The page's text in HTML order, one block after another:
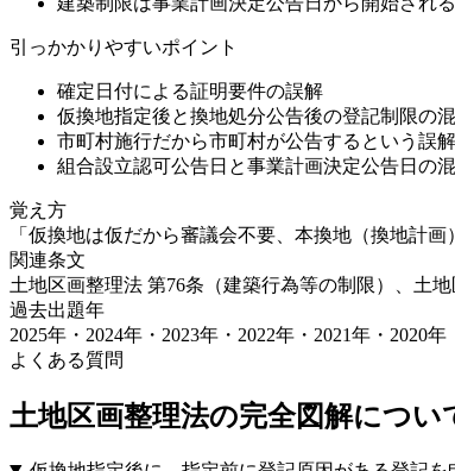
引っかかりやすいポイント
確定日付による証明要件の誤解
仮換地指定後と換地処分公告後の登記制限の
市町村施行だから市町村が公告するという誤解
組合設立認可公告日と事業計画決定公告日の
覚え方
「仮換地は仮だから審議会不要、本換地（換地計
関連条文
土地区画整理法 第76条（建築行為等の制限）、土
過去出題年
2025年・2024年・2023年・2022年・2021年・2020年
よくある質問
土地区画整理法の完全図解につい